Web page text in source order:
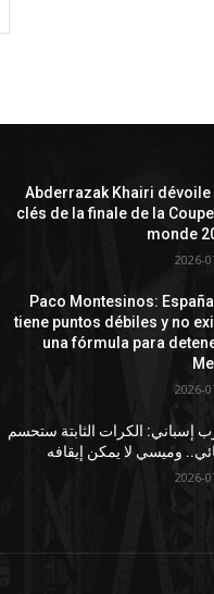
Abderrazak Khairi dévoile
clés de la finale de la
monde
2026-
Paco Montesinos:
tiene puntos débiles y no
una fórmula para
2026-
إسباني: الكرات الثابتة ستحسم
وميسي لا يمكن إيقافه
2026-